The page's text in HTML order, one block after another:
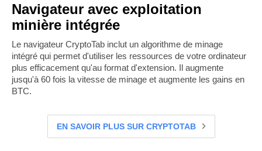
Navigateur avec exploitation
minière intégrée
Le navigateur CryptoTab inclut un algorithme de minage
intégré qui permet d'utiliser les ressources de votre ordinateur
plus efficacement qu'au format d'extension. Il augmente
jusqu'à 60 fois la vitesse de minage et augmente les gains en
BTC.
EN SAVOIR PLUS SUR CRYPTOTAB